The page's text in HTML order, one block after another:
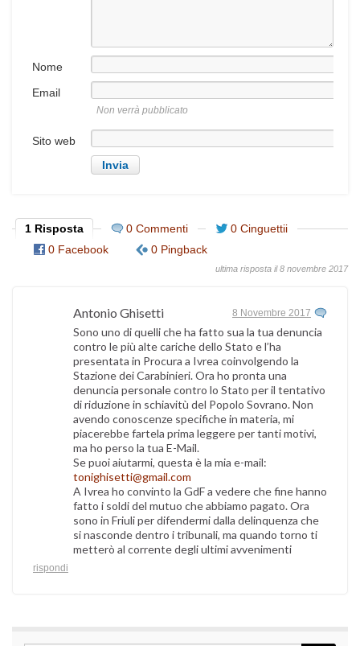
Nome
Email
Non verrà pubblicato
Sito web
1 Risposta 0 Commenti
0 Cinguettii
0 Facebook
0 Pingback
ultima risposta il 8 novembre 2017
Antonio Ghisetti 8 Novembre 2017
Sono uno di quelli che ha fatto sua la tua denuncia
contro le più alte cariche dello Stato e l’ha
presentata in Procura a Ivrea coinvolgendo la
Stazione dei Carabinieri. Ora ho pronta una
denuncia personale contro lo Stato per il tentativo
di riduzione in schiavitù del Popolo Sovrano. Non
avendo conoscenze specifiche in materia, mi
piacerebbe fartela prima leggere per tanti motivi,
ma ho perso la tua E-Mail.
Se puoi aiutarmi, questa è la mia e-mail:
tonighisetti@gmail.com
A Ivrea ho convinto la GdF a vedere che fine hanno
fatto i soldi del mutuo che abbiamo pagato. Ora
sono in Friuli per difendermi dalla delinquenza che
si nasconde dentro i tribunali, ma quando torno ti
metterò al corrente degli ultimi avvenimenti
rispondi